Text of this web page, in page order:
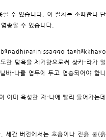
수 있습니다. 이 절차는 소따빤나 단
송할 수 있습니다.
taṇhākkhayo
탐욕을 제거함으로써 상카-라가 일
바-나를 염두에 두고 염송되어야 합니
이미 육성한 자-나에 빨리 들어가는데
세간 버전에서는 호흡이나 진흙 볼(흙